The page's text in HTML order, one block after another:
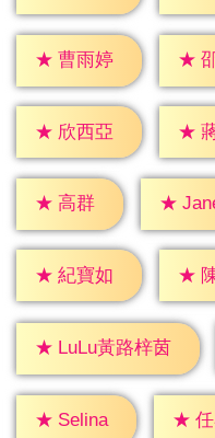
★ 曹雨婷 ★
★ 欣西亞 ★
★ 高群 ★
★ 紀寶如 ★
★ LuLu黃路梓茵
★ Selina ★